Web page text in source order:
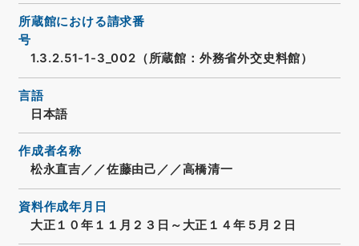
所蔵館における請求番
号
1.3.2.51-1-3_002（所蔵館：外務省外交史料館）
言語
日本語
作成者名称
松永直吉／／佐藤由己／／高橋清一
資料作成年月日
大正１０年１１月２３日～大正１４年５月２日